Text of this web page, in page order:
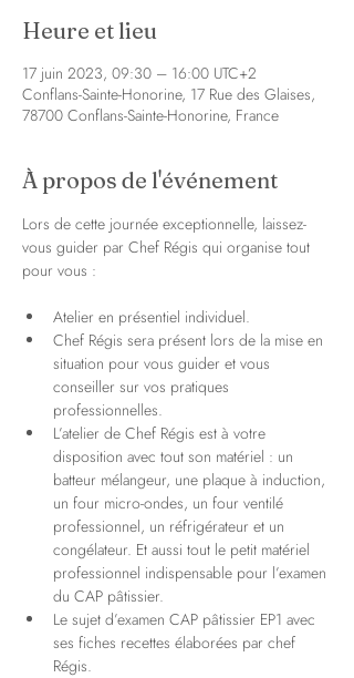
Heure et lieu
17 juin 2023, 09:30 – 16:00 UTC+2
Conflans-Sainte-Honorine, 17 Rue des Glaises,
78700 Conflans-Sainte-Honorine, France
À propos de l'événement
Lors de cette journée exceptionnelle, laissez-
vous guider par Chef Régis qui organise tout
pour vous :
Atelier en présentiel individuel.
Chef Régis sera présent lors de la mise en
situation pour vous guider et vous
conseiller sur vos pratiques
professionnelles.
L’atelier de Chef Régis est à votre
disposition avec tout son matériel : un
batteur mélangeur, une plaque à induction,
un four micro-ondes, un four ventilé
professionnel, un réfrigérateur et un
congélateur. Et aussi tout le petit matériel
professionnel indispensable pour l’examen
du CAP pâtissier.
Le sujet d’examen CAP pâtissier EP1 avec
ses fiches recettes élaborées par chef
Régis.